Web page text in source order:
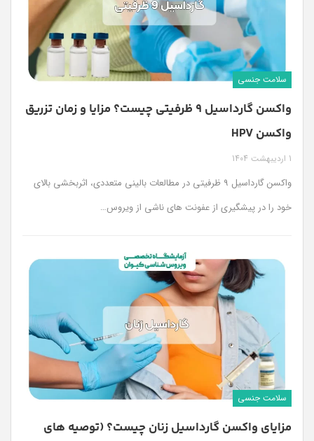
سلامت جنسی
واکسن گارداسیل 9 ظرفیتی چیست؟ مزایا و زمان تزریق
واکسن HPV
1 اردیبهشت 1404
واکسن گارداسیل 9 ظرفیتی در مطالعات بالینی متعددی، اثربخشی بالای
خود را در پیشگیری از عفونت های ناشی از ویروس…
سلامت جنسی
مزایای واکسن گارداسیل زنان چیست؟ (توصیه های